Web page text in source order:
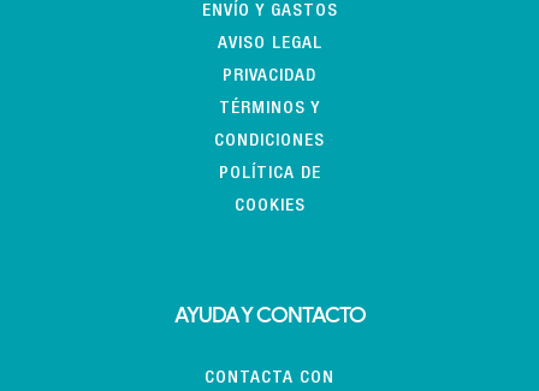
ENVÍO Y GASTOS
AVISO LEGAL
PRIVACIDAD
TÉRMINOS Y
CONDICIONES
POLÍTICA DE
COOKIES
AYUDA Y CONTACTO
CONTACTA CON